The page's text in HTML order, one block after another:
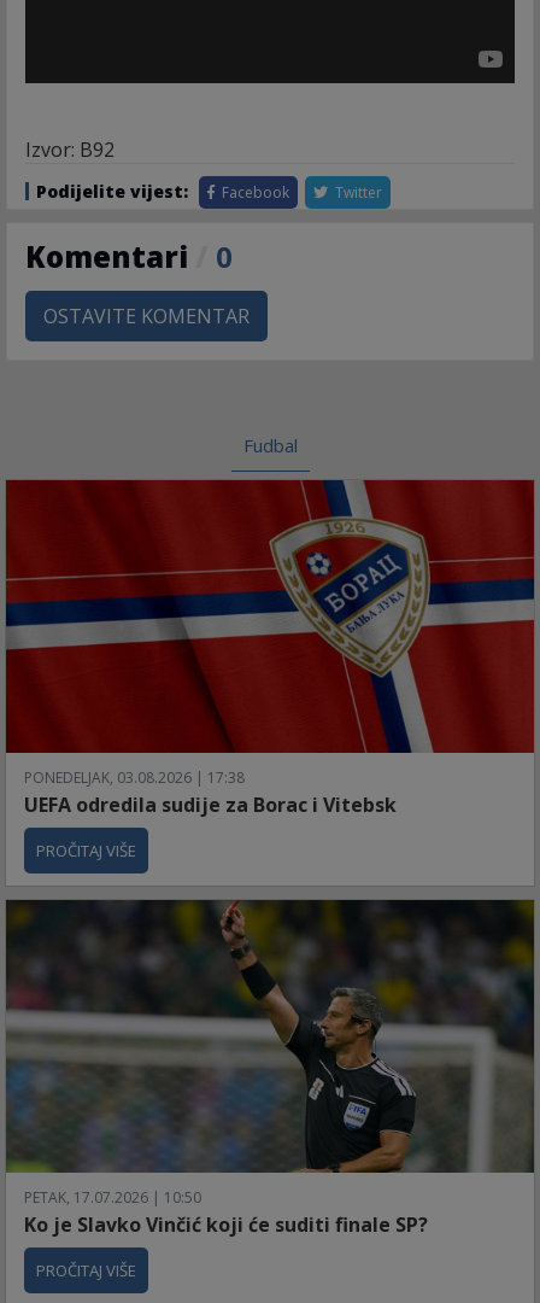
Izvor: B92
Podijelite vijest: Facebook Twitter
Komentari 0
OSTAVITE KOMENTAR
Fudbal
PONEDELJAK, 03.08.2026 | 17:38
UEFA odredila sudije za Borac i Vitebsk
PROČITAJ VIŠE
PETAK, 17.07.2026 | 10:50
Ko je Slavko Vinčić koji će suditi finale SP?
PROČITAJ VIŠE